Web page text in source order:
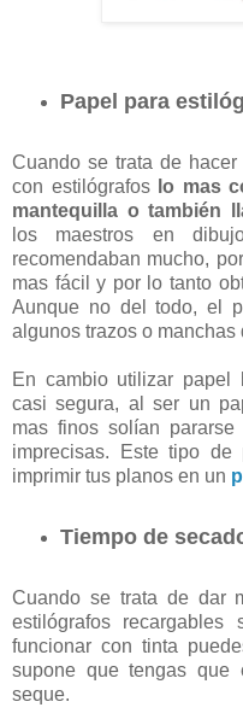
Papel para
Cuando se trata de
con estilógrafos lo mas
mantequilla o también
los maestros en
recomendaban mucho,
mas fácil y por lo tanto
Aunque no del todo, el
algunos trazos o manchas
En cambio utilizar papel
casi segura, al ser un
mas finos solían
imprecisas. Este tipo de
imprimir tus planos en un
Tiempo de
Cuando se trata de dar
estilógrafos
funcionar con tinta
supone que tengas
seque.